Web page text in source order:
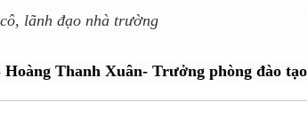
lãnh đạo nhà trường
Hoàng Thanh Xuân- Trưởng phòng đào tạo